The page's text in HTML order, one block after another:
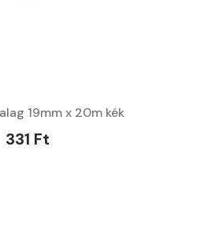
19mm x 20m kék
331 Ft